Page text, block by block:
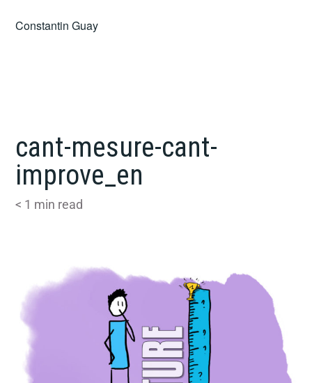
Constantin Guay
cant-mesure-cant-
improve_en
< 1 min read